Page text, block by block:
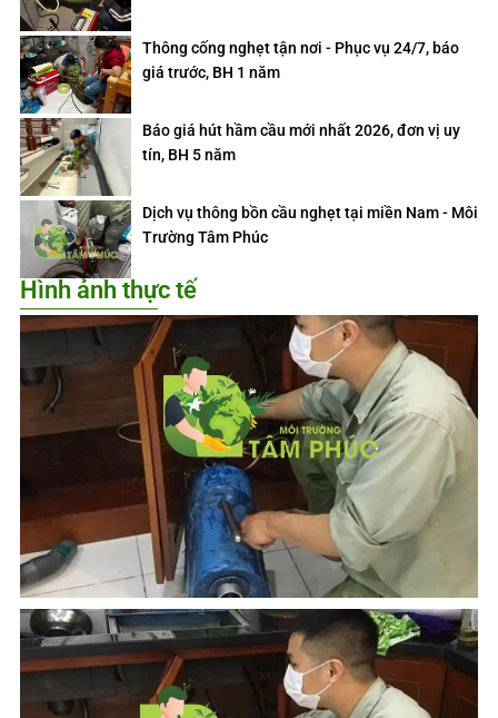
Thông cống nghẹt tận nơi - Phục vụ 24/7, báo
giá trước, BH 1 năm
Báo giá hút hầm cầu mới nhất 2026, đơn vị uy
tín, BH 5 năm
Dịch vụ thông bồn cầu nghẹt tại miền Nam - Môi
Trường Tâm Phúc
Hình ảnh thực tế